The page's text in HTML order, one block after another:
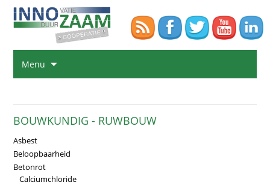
Menu
BOUWKUNDIG - RUWBOUW
Asbest
Beloopbaarheid
Betonrot
Calciumchloride